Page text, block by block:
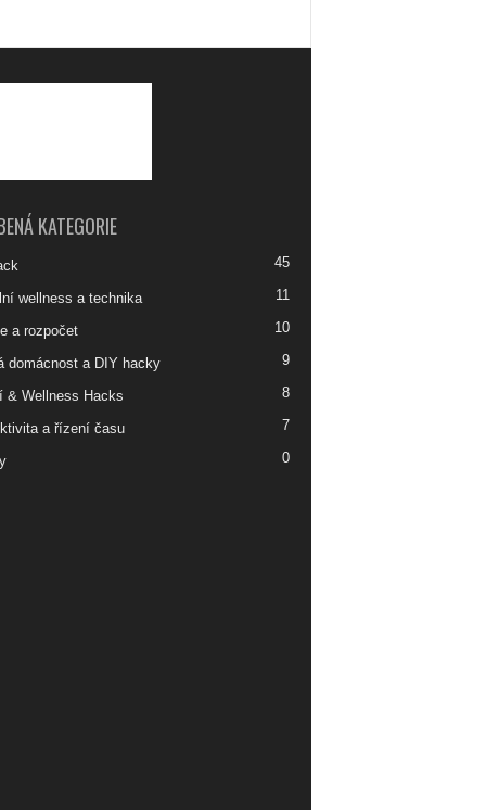
KATEGORIE
45
wellness a technika 11
a rozpočet 10
domácnost a DIY hacky 9
& Wellness Hacks 8
a řízení času 7
0